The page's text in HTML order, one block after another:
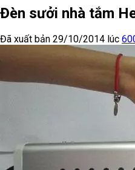
Đèn sưởi nhà tắm
Đã xuất bản 29/10/2014 lúc